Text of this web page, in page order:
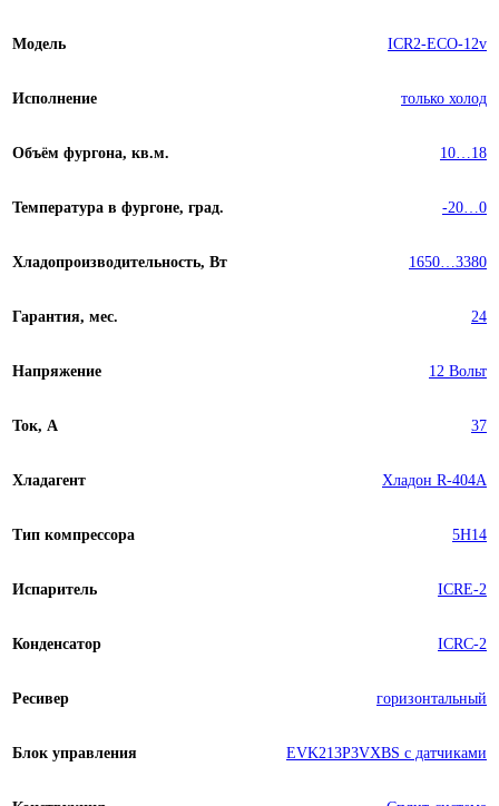
Модель ICR2-ECO-12v
Исполнение только холод
Объём фургона, кв.м. 10…18
Температура в фургоне, град. -20…0
Хладопроизводительность, Вт 1650…3380
Гарантия, мес. 24
Напряжение 12 Вольт
Ток, А 37
Хладагент Хладон R-404A
Тип компрессора 5H14
Испаритель ICRE-2
Конденсатор ICRC-2
Ресивер горизонтальный
Блок управления EVK213P3VXBS с датчиками